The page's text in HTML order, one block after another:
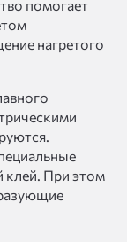
помогает
нагретого
клей. При этом